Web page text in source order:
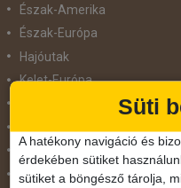
Észak-Amerika
Észak-Európa
Hajóutak
Kelet-Európa
Közép-Európa
Nyugat-Afrika
Süti
A hatékony navigáció és
érdekében sütiket
sütiket a böngésző tárolja,